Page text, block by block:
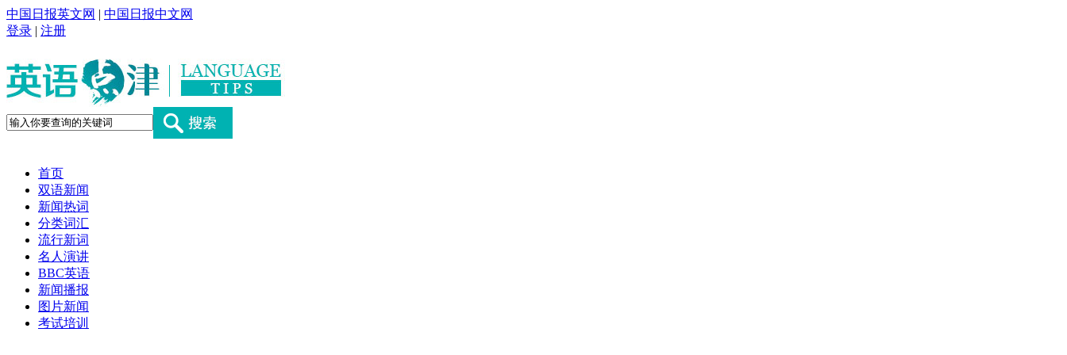
中国日报英文网 | 中国日报中文网
登录 | 注册
首页
双语新闻
新闻热词
分类词汇
流行新词
名人演讲
BBC英语
新闻播报
图片新闻
考试培训